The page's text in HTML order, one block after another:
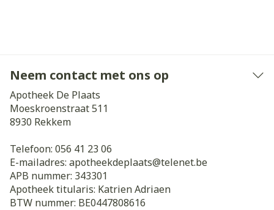
Neem contact met ons op
Apotheek De Plaats
Moeskroenstraat 511
8930 Rekkem
Telefoon: 056 41 23 06
E-mailadres: apotheekdeplaats@telenet.be
APB nummer: 343301
Apotheek titularis: Katrien Adriaen
BTW nummer: BE0447808616